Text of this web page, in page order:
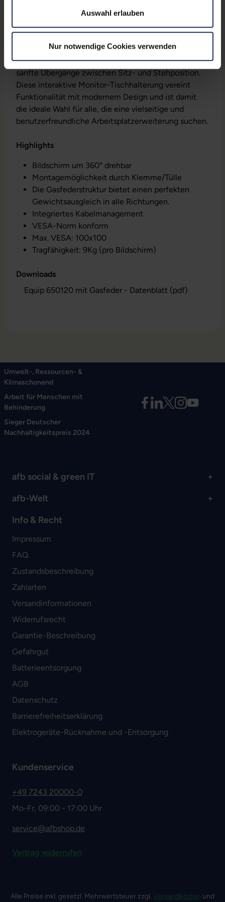
Auswahl erlauben
Nur notwendige Cookies verwenden
Heimbüros. Sie optimiert den Platz auf dem
Schreibtisch und sorgt gleichzeitig für ein elegantes
Kabelmanagement. DerGasfedermechanismus
für einen Hauch von Interaktivität und ermöglicht
sanfte Übergänge zwischen Sitz- und Stehposition.
Diese interaktive Monitor-Tischhalterung vereint
Funktionalität mit modernem Design und ist damit
die ideale Wahl für alle, die eine vielseitige und
benutzerfreundliche Arbeitsplatzerweiterung suchen.
Highlights
Bildschirm um 360° drehbar
Montagemöglichkeit durch Klemme/Tülle
Die Gasfederstruktur bietet einen perfekten
Gewichtsausgleich in alle Richtungen.
Integriertes Kabelmanagement
VESA-Norm konform
Max. VESA: 100x100
Tragfähigkeit: 9Kg (pro Bildschirm)
Downloads
Equip 650120 mit Gasfeder - Datenblatt (pdf)
Umwelt-, Ressourcen- &
Klimaschonend
Arbeit für Menschen mit
Behinderung
Sieger Deutscher
Nachhaltigkeitspreis 2024
afb social & green IT
afb-Welt
Info & Recht
Impressum
FAQ
Zustandsbeschreibung
Zahlarten
Versandinformationen
Widerrufsrecht
Garantie-Beschreibung
Gefahrgut
Batterieentsorgung
AGB
Datenschutz
Barrierefreiheitserklärung
Elektrogeräte-Rücknahme und -Entsorgung
Kundenservice
+49 7243 20000-0
Mo-Fr, 09:00 - 17:00 Uhr
service@afbshop.de
Vertrag widerrufen
Alle Preise inkl. gesetzl. Mehrwertsteuer zzgl. Versandkosten und